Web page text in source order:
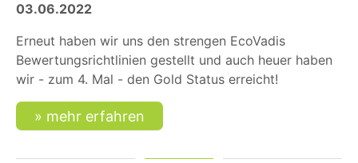
03.06.2022
Erneut haben wir uns den strengen EcoVadis
Bewertungsrichtlinien gestellt und auch heuer haben
wir - zum 4. Mal - den Gold Status erreicht!
mehr erfahren